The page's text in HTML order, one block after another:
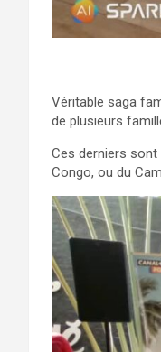
Véritable saga
de plusieurs
Ces derniers sont
Congo, ou du